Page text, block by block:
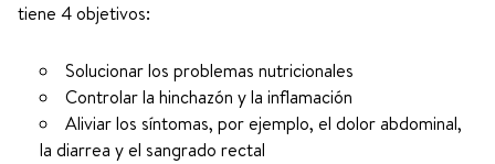
tiene 4 objetivos:
Solucionar los problemas nutricionales
Controlar la hinchazón y la inflamación
Aliviar los síntomas, por ejemplo, el dolor abdominal,
la diarrea y el sangrado rectal